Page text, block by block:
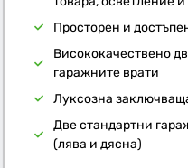
Просторен и
Висококачествено
гаражните врати
Луксозна
Две стандартни
(лява и дясна)